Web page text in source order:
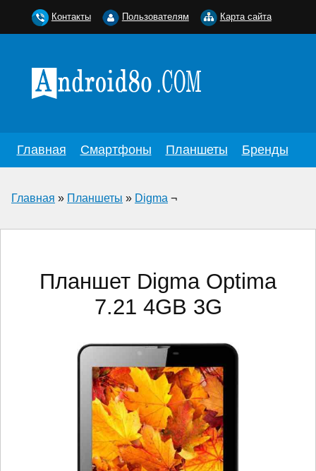
Главная Смартфоны Планшеты Бренды
Главная » Планшеты » Digma ¬
Планшет Digma Optima
7.21 4GB 3G
Контакты Пользователям Карта сайта